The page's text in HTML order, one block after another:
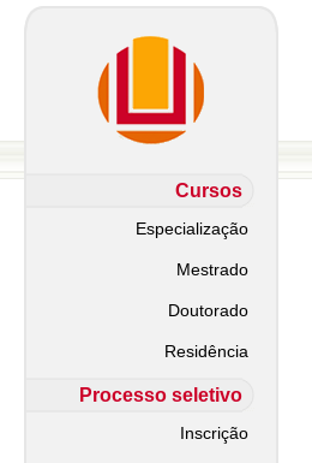
Cursos
Especialização
Mestrado
Doutorado
Residência
Processo seletivo
Inscrição